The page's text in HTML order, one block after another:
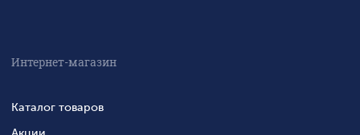
Интернет-магазин
Каталог товаров
Акции